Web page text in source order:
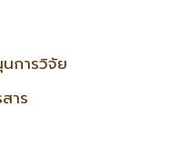
การวิจัย
าร